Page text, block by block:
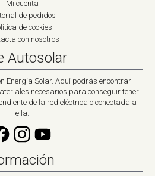
Mi cuenta
de pedidos
de cookies
con nosotros
Autosolar
Energía Solar. Aquí podrás encontrar
necesarios para conseguir tener
de la red eléctrica o conectada a
ella.